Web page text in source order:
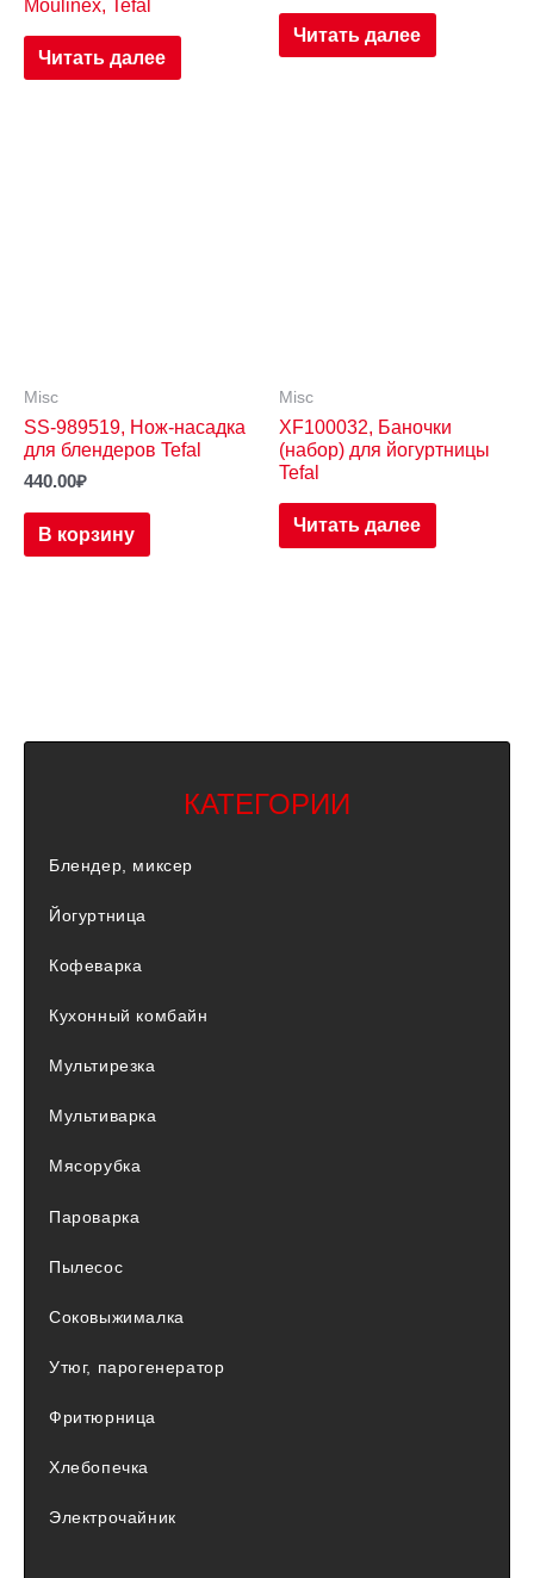
Moulinex, Tefal
Читать далее
Читать далее
Misc
SS-989519, Нож-насадка
для блендеров Tefal
440.00₽
В корзину
Misc
XF100032, Баночки
(набор) для йогуртницы
Tefal
Читать далее
КАТЕГОРИИ
Блендер, миксер
Йогуртница
Кофеварка
Кухонный комбайн
Мультирезка
Мультиварка
Мясорубка
Пароварка
Пылесос
Соковыжималка
Утюг, парогенератор
Фритюрница
Хлебопечка
Электрочайник